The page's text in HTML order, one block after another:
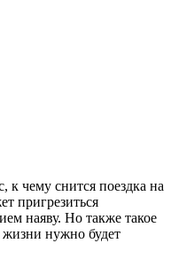
к чему снится поездка на
пригрезиться
наяву. Но также такое
жизни нужно будет